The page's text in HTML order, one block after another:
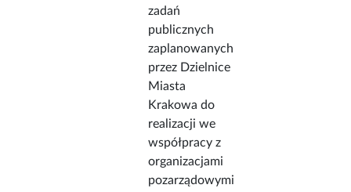
zadań
publicznych
zaplanowanych
przez Dzielnice
Miasta
Krakowa do
realizacji we
współpracy z
organizacjami
pozarządowymi